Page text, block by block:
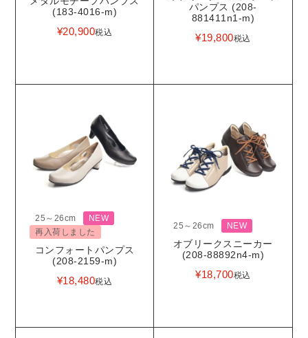
(183-4016-m)
¥20,900税込
パンプス (208-
881411n1-m)
¥19,800税込
25～26cm
NEW
再入荷しました
コンフォートパンプス
(208-2159-m)
¥18,480税込
25～26cm NEW
オブリークスニーカー
(208-88892n4-m)
¥18,700税込